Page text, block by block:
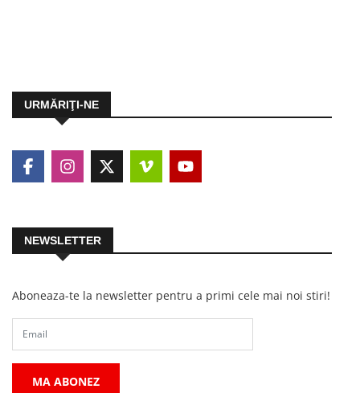
URMĂRIŢI-NE
NEWSLETTER
Aboneaza-te la newsletter pentru a primi cele mai noi stiri!
MA ABONEZ